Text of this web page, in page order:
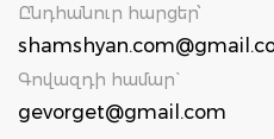
Ընդհանուր հարցեր՝
Գովազդի համար`
gevorget@gmail.com